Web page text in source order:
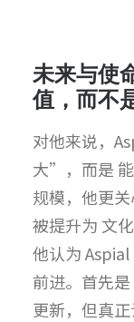
未来与使
值，而不
对他来说，
大”，而是
规模，他更
被提升为 文
他认为
前进。首先
更新，但真